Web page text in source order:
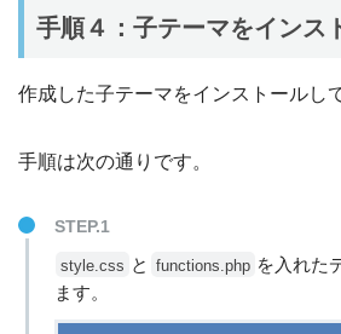
手順４：子テーマをインス
作成した子テーマをインストールし
手順は次の通りです。
STEP.1
style.css と functions.php を入れた
ます。